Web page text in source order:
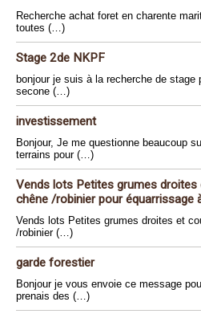
Recherche achat foret en charente
toutes (…)
Stage 2de NKPF
bonjour je suis à la recherche de
secone (…)
investissement
Bonjour, Je me questionne beaucoup
terrains pour (…)
Vends lots Petites grumes
chêne /robinier pour équarrissage
Vends lots Petites grumes droites et
/robinier (…)
garde forestier
Bonjour je vous envoie ce message
prenais des (…)